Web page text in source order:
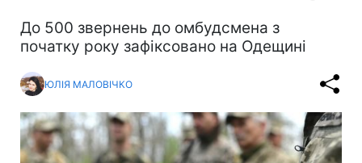
До 500 звернень до омбудсмена з
початку року зафіксовано на Одещині
ЮЛІЯ МАЛОВІЧКО